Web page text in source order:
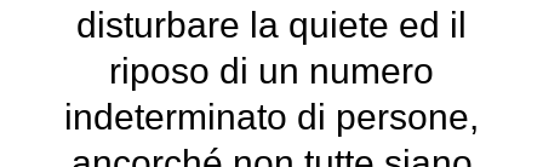
disturbare la quiete ed il
riposo di un numero
indeterminato di persone,